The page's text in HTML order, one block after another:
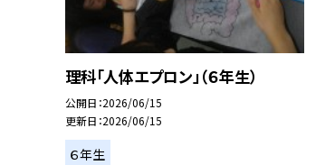
理科「人体エプロン」（６年生）
公開日 2026/06/15
更新日 2026/06/15
６年生